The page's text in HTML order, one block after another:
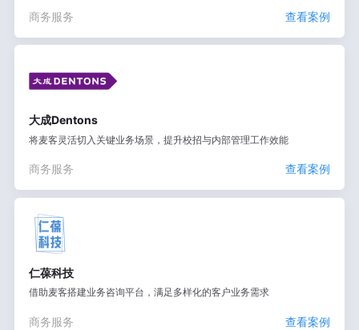
商务服务 查看案例
大成Dentons
将麦客灵活切入关键业务场景，提升校招与内部管理工作效能
商务服务 查看案例
仁葆科技
借助麦客搭建业务咨询平台，满足多样化的客户业务需求
商务服务 查看案例